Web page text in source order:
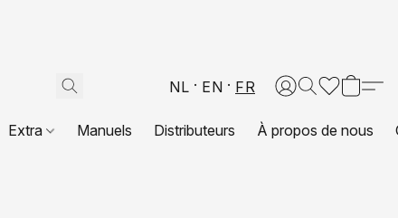
NL EN FR
Extra Manuels Distributeurs À propos de nous